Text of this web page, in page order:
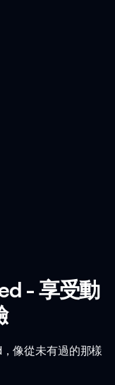
- 享受動
像從未有過的那樣